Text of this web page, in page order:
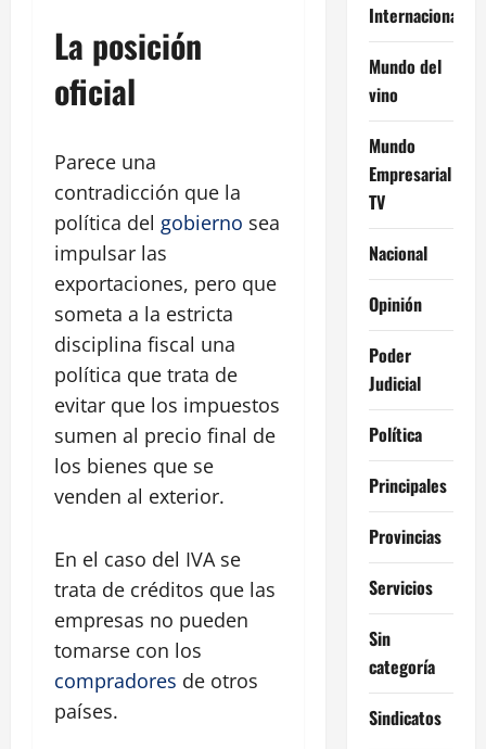
La posición
oficial
Parece una
contradicción que la
política del gobierno sea
impulsar las
exportaciones, pero que
someta a la estricta
disciplina fiscal una
política que trata de
evitar que los impuestos
sumen al precio final de
los bienes que se
venden al exterior.
En el caso del IVA se
trata de créditos que las
empresas no pueden
tomarse con los
compradores de otros
países.
Internacional
Mundo del
vino
Mundo
Empresarial
TV
Nacional
Opinión
Poder
Judicial
Política
Principales
Provincias
Servicios
Sin
categoría
Sindicatos